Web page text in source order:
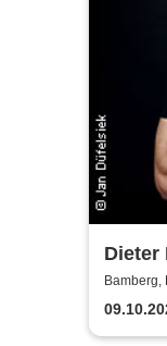
Dieter
Bamberg,